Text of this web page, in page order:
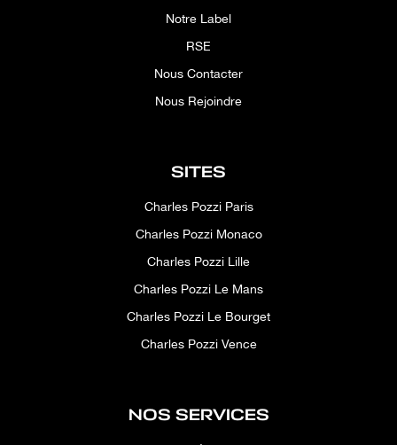
Notre Label
RSE
Nous Contacter
Nous Rejoindre
SITES
Charles Pozzi Paris
Charles Pozzi Monaco
Charles Pozzi Lille
Charles Pozzi Le Mans
Charles Pozzi Le Bourget
Charles Pozzi Vence
NOS SERVICES